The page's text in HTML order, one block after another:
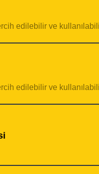
edilebilir ve
edilebilir ve